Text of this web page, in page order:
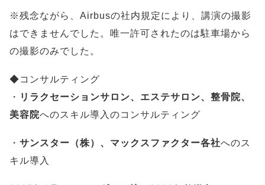
※残念ながら、Airbusの社内規定により、講演の撮影
はできませんでした。唯一許可されたのは駐車場から
の撮影のみでした。
◆コンサルティング
・ リラクセーションサロン、エステサロン、整骨院、
美容院へのスキル導入のコンサルティング
・ サンスター（株）、マックスファクター各社へのス
キル導入